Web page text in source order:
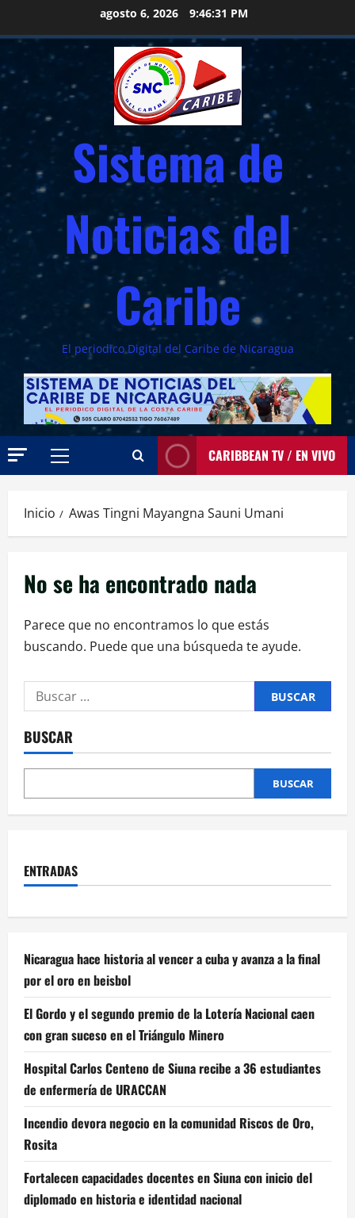
al
contenido
agosto 6, 2026 9:46:32 PM
Sistema de
Noticias del
Caribe
El periodico Digital del Caribe de Nicaragua
Menú
CARIBBEAN TV / EN VIVO
Inicio Awas Tingni Mayangna Sauni Umani
No se ha encontrado nada
Parece que no encontramos lo que estás
buscando. Puede que una búsqueda te ayude.
Buscar:
BUSCAR
BUSCAR
ENTRADAS
Nicaragua hace historia al vencer a cuba y avanza a la final
por el oro en beisbol
El Gordo y el segundo premio de la Lotería Nacional caen
con gran suceso en el Triángulo Minero
Hospital Carlos Centeno de Siuna recibe a 36 estudiantes
de enfermería de URACCAN
Incendio devora negocio en la comunidad Riscos de Oro,
Rosita
Fortalecen capacidades docentes en Siuna con inicio del
diplomado en historia e identidad nacional